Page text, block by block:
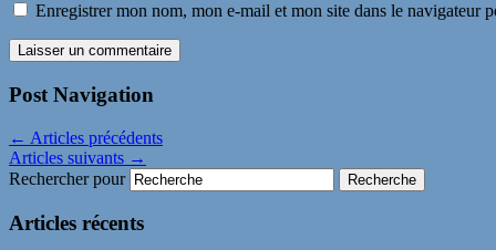
Enregistrer mon nom, mon e-mail et mon site dans le navigateur
Post Navigation
← Articles précédents
Articles suivants →
Rechercher pour
Articles récents